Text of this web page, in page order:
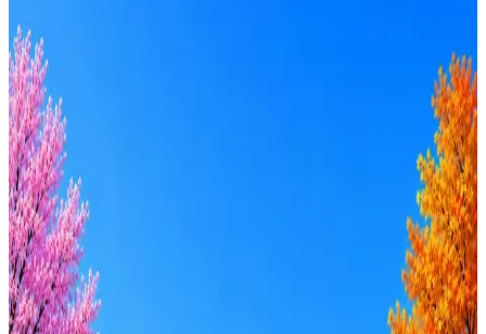
Формат
Удалённо
Грейд
Intern
Зарплата
от 50к
от 350к
Стратегия поиска с AI: рынки, позиции, вилка, каналы
Ежедневный подбор из 600+ источников